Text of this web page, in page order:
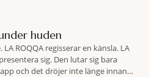
huden
ROQQA regisserar en känsla. LA
sig. Den lutar sig bara
och det dröjer inte länge innan